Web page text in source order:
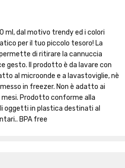
ml, dal motivo trendy ed i colori
per il tuo piccolo tesoro! La
di ritirare la cannuccia
gesto. Il prodotto è da lavare con
al microonde e a lavastoviglie, nè
in freezer. Non è adatto ai
Prodotto conforme alla
oggetti in plastica destinati al
BPA free